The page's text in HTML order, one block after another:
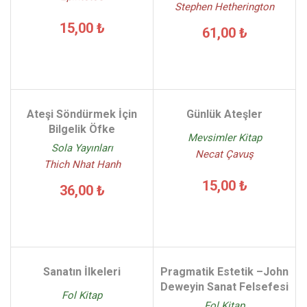
15,00 ₺
Stephen Hetherington
61,00 ₺
Ateşi Söndürmek İçin
Bilgelik Öfke
Sola Yayınları
Thich Nhat Hanh
36,00 ₺
Günlük Ateşler
Mevsimler Kitap
Necat Çavuş
15,00 ₺
Sanatın İlkeleri
Fol Kitap
Pragmatik Estetik –John
Deweyin Sanat Felsefesi